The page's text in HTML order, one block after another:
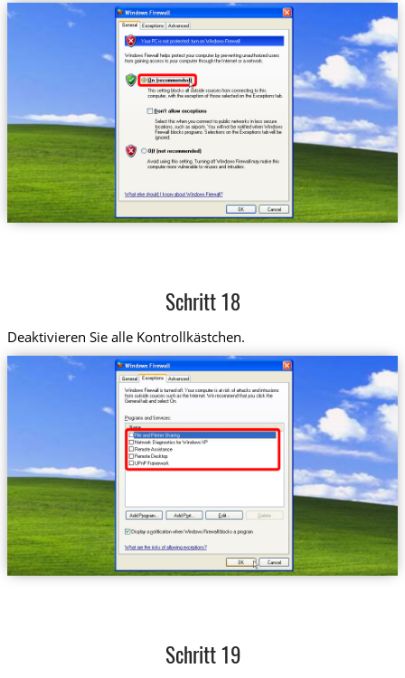
Schritt 18
Deaktivieren Sie alle Kontrollkästchen.
Schritt 19